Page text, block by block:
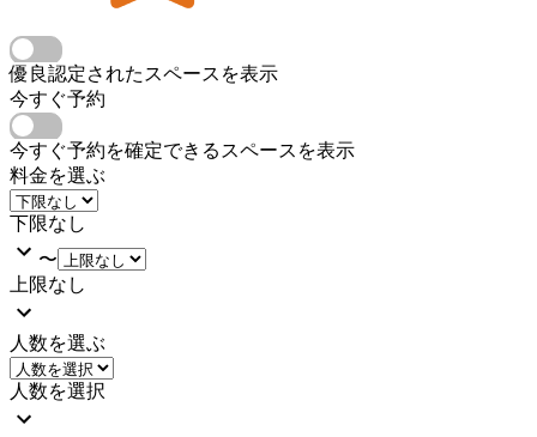
優良認定されたスペースを表示
今すぐ予約
今すぐ予約を確定できるスペースを表示
料金を選ぶ
下限なし
〜
上限なし
人数を選ぶ
人数を選択